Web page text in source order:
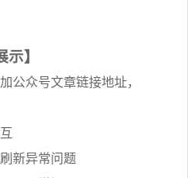
】
公众号文章链接地址，
新异常问题